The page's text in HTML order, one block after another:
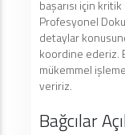
başarısı için
Profesyonel
detaylar
koordine ederiz.
mükemmel
veririz.
Bağcılar